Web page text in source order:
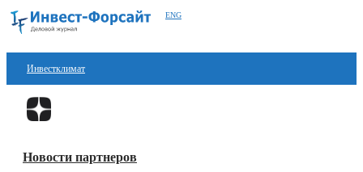
ENG
Инвестклимат
Финансы
Блокчейн
Новости партнеров